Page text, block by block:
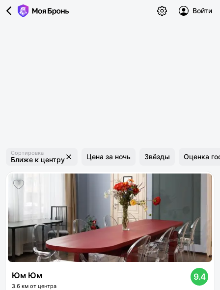
Войти
Сортировка
Ближе к центру Цена за ночь Звёзды Оценка
Юм Юм
3.6 км от центра
9.4